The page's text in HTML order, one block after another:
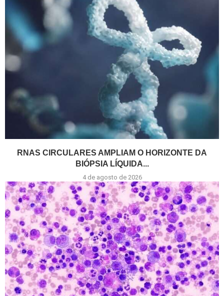
RNAS CIRCULARES AMPLIAM O HORIZONTE DA
BIÓPSIA LÍQUIDA...
4 de agosto de 2026